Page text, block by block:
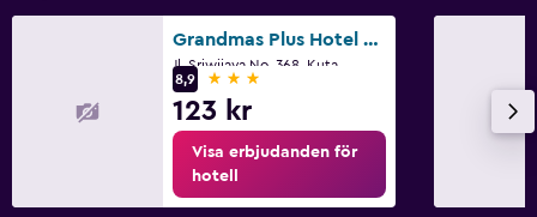
Grandmas Plus Hotel Legian
Jl. Sriwijaya No. 368, Kuta
8,9
3 stjärnor
123 kr
Visa erbjudanden för
hotell